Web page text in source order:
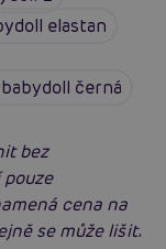
elastan
černá
bez
cena na
se může lišit.